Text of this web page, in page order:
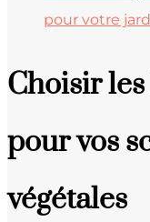
pour votre
Choisir
pour vos
végétales